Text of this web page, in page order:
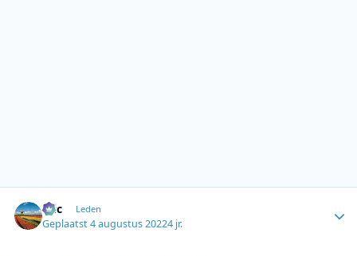
Eric Leden
Geplaatst4 augustus 20224 jr.